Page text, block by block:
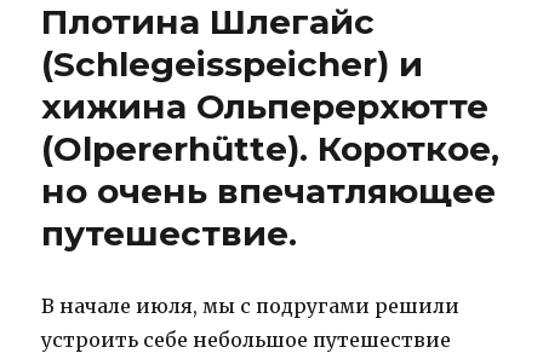
Плотина Шлегайс
(Schlegeisspeicher) и
хижина Ольперерхютте
(Olpererhütte). Короткое,
но очень впечатляющее
путешествие.
В начале июля, мы с подругами решили
устроить себе небольшое путешествие